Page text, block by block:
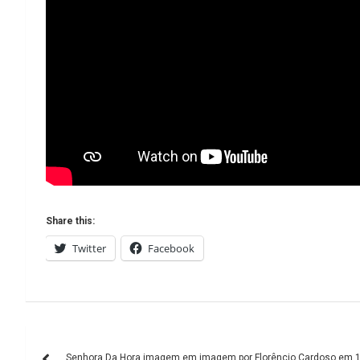
Share this:
Twitter Facebook